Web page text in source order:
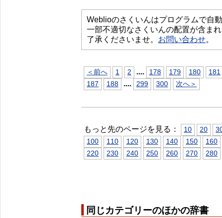
Weblioのさくいんはプログラムで自
一部不適切なさくいんの配置が含ま
了承くださいませ。 お問い合わせ。
＜前へ 1 2 .... 178 179 180
181
187
188 .... 299 300 次へ＞
もっと先のページを見る： 10 20
100
110 120 130 140 150
160
220
230 240 250 260 270 280
同じカテゴリーのほかの辞書